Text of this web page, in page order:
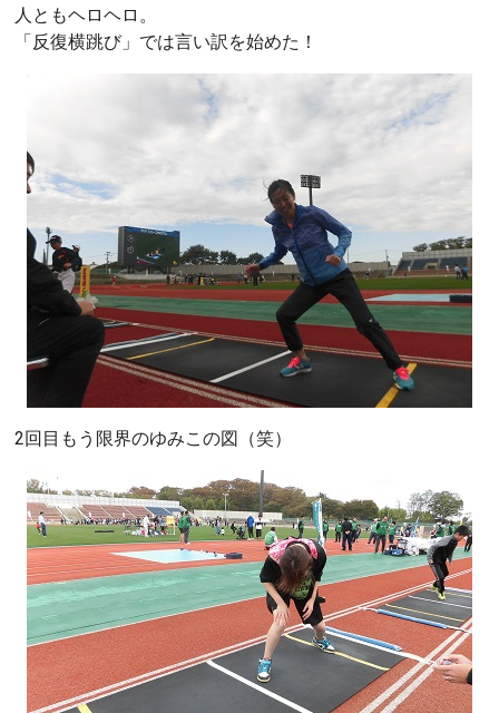
人ともヘロヘロ。
「反復横跳び」では言い訳を始めた！
2回目もう限界のゆみこの図（笑）